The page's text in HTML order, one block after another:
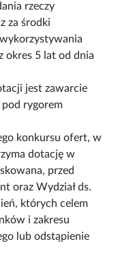
rzeczy
za środki
okres 5 lat od dnia
jest zawarcie
rygorem
konkursu ofert, w
dotację w
przed
oraz Wydział ds.
których celem
i zakresu
lub odstąpienie